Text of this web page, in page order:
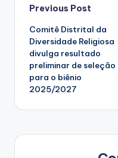
Post
navigation
Previous Post
Comitê Distrital da
Diversidade Religiosa
divulga resultado
preliminar de seleção
para o biênio
2025/2027